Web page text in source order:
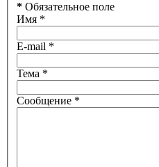
* Обязательное поле
Имя *
E-mail *
Тема *
Сообщение *